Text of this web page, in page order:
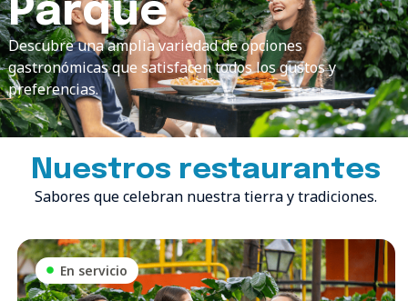
Parque
Descubre una amplia variedad de opciones
gastronómicas que satisfacen todos los gustos y
preferencias.
Nuestros restaurantes
Sabores que celebran nuestra tierra y tradiciones.
En servicio